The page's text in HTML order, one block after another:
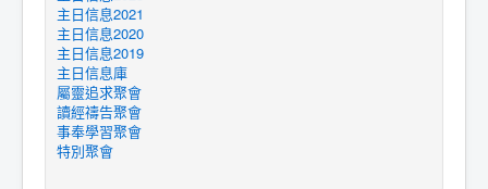
主日信息2021
主日信息2020
主日信息2019
主日信息庫
屬靈追求聚會
讀經禱告聚會
事奉學習聚會
特別聚會